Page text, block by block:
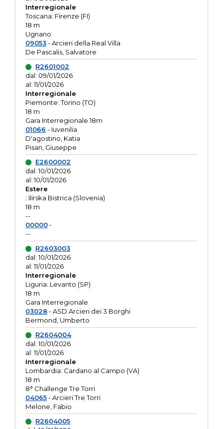
Interregionale
Toscana: Firenze (FI)
18 m
Ugnano
09053- Arcieri della Real Villa
De Pascalis, Salvatore
R2601002
dal: 09/01/2026
al: 11/01/2026
Interregionale
Piemonte: Torino (TO)
18 m
Gara Interregionale 18m
01066 - Iuvenilia
D'agostino, Katia
Pisan, Giuseppe
E2600002
dal: 10/01/2026
al: 10/01/2026
Estere
: Ilirska Bistrica (Slovenia)
18 m
--
00000-
--
R2603003
dal: 10/01/2026
al: 11/01/2026
Interregionale
Liguria: Levanto (SP)
18 m
Gara Interregionale
03028- ASD Arcieri dei 3 Borghi
Bermond, Umberto
R2604004
dal: 10/01/2026
al: 11/01/2026
Interregionale
Lombardia: Cardano al Campo (VA)
18 m
8° Challenge Tre Torri
04065- Arcieri Tre Torri
Melone, Fabio
R2604005